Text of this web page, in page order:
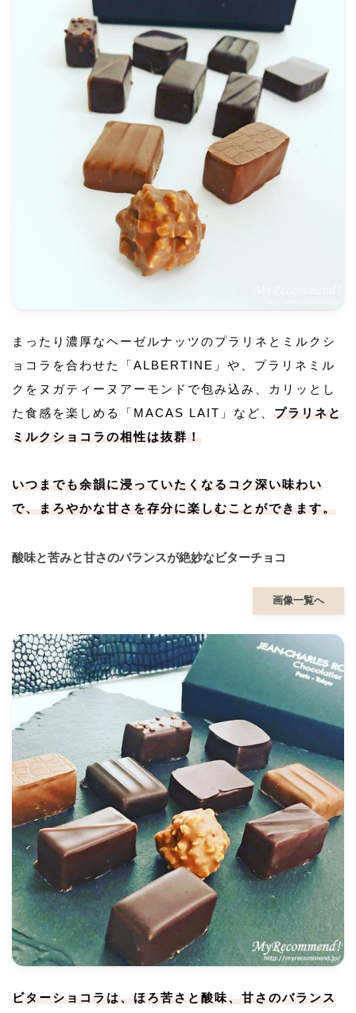
まったり濃厚なヘーゼルナッツのプラリネとミルクシ
ョコラを合わせた「ALBERTINE」や、プラリネミル
クをヌガティーヌアーモンドで包み込み、カリッとし
た食感を楽しめる「MACAS LAIT」など、 プラリネと
ミルクショコラの相性は抜群！
いつまでも余韻に浸っていたくなるコク深い味わい
で、まろやかな甘さを存分に楽しむことができます。
酸味と苦みと甘さのバランスが絶妙なビターチョコ
画像一覧へ
ビターショコラは、ほろ苦さと酸味、甘さのバランス